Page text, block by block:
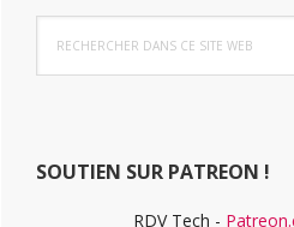
latérale
dans
ce
SOUTIEN SUR PATREON !
RDV Tech -